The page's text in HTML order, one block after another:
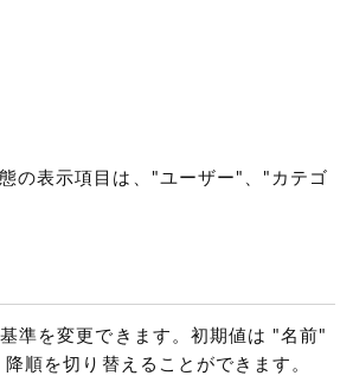
の表示項目は、"ユーザー"、"カテゴ
準を変更できます。初期値は "名前"
順を切り替えることができます。